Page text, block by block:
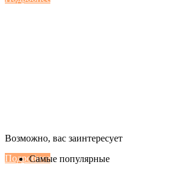
Настенные сплит-системы Haier
Подробнее
Возможно, вас заинтересует
Самые популярные